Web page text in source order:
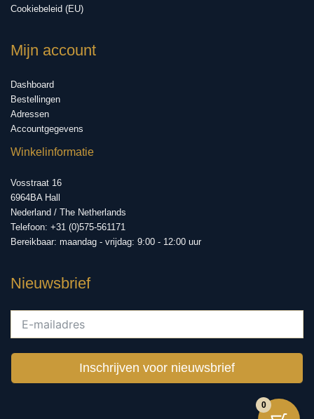
Cookiebeleid (EU)
Mijn account
Dashboard
Bestellingen
Adressen
Accountgegevens
Winkelinformatie
Vosstraat 16
6964BA Hall
Nederland / The Netherlands
Telefoon: +31 (0)575-561171
Bereikbaar: maandag - vrijdag: 9:00 - 12:00 uur
Nieuwsbrief
Inschrijven voor nieuwsbrief
0